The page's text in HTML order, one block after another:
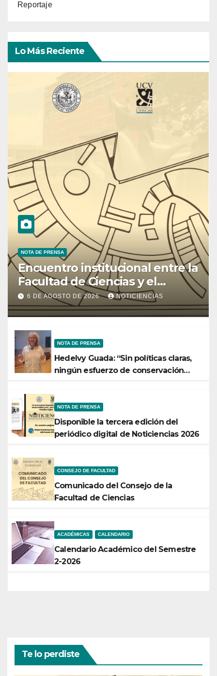
Reportaje
Lo Más Reciente
NOTA DE PRENSA
Encuentro institucional entre la
Facultad de Ciencias y el
Ministerio de Ciencia y
Tecnología
6 DE AGOSTO DE 2026 NOTICIENCIAS
NOTA DE PRENSA
Hedelvy Guada: “Sin políticas claras,
ningún esfuerzo de conservación
NOTA DE PRENSA
Disponible la tercera edición del
periódico digital de Noticiencias 2026
CONSEJO DE FACULTAD
Comunicado del Consejo de la
Facultad de Ciencias
ACADÉMICAS CALENDARIO
Calendario Académico del Semestre
2-2026
Te lo perdiste